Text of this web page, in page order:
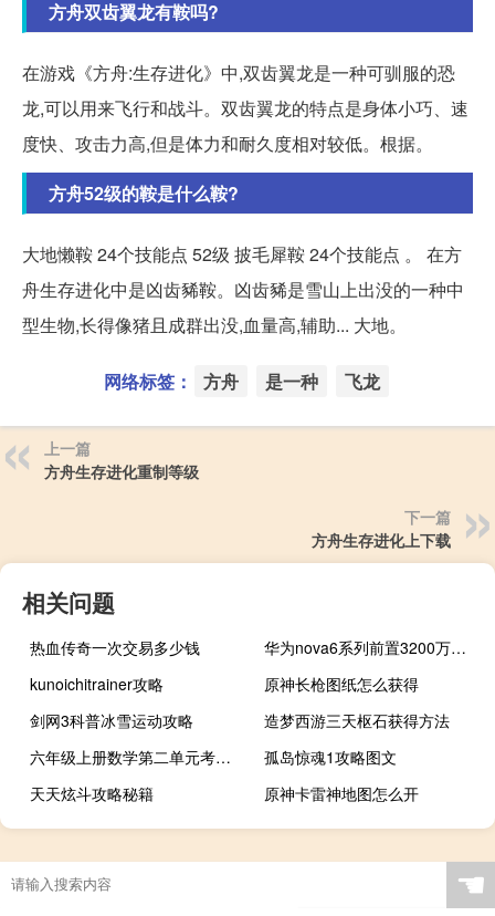
方舟双齿翼龙有鞍吗?
在游戏《方舟:生存进化》中,双齿翼龙是一种可驯服的恐
龙,可以用来飞行和战斗。双齿翼龙的特点是身体小巧、速
度快、攻击力高,但是体力和耐久度相对较低。根据。
方舟52级的鞍是什么鞍?
大地懒鞍 24个技能点 52级 披毛犀鞍 24个技能点 。 在方
舟生存进化中是凶齿豨鞍。凶齿豨是雪山上出没的一种中
型生物,长得像猪且成群出没,血量高,辅助... 大地。
网络标签： 方舟 是一种 飞龙
上一篇
方舟生存进化重制等级
下一篇
方舟生存进化上下载
相关问题
热血传奇一次交易多少钱
华为nova6系列前置3200万像素高清主摄采用SonyIMX616传感器
kunoichitrainer攻略
原神长枪图纸怎么获得
剑网3科普冰雪运动攻略
造梦西游三天枢石获得方法
六年级上册数学第二单元考试卷及答案（六年级上册数学第二单元考试卷）
孤岛惊魂1攻略图文
天天炫斗攻略秘籍
原神卡雷神地图怎么开
☚